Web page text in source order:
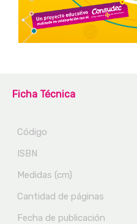
Ficha Técnica
Código
ISBN
Medidas (cm)
Cantidad de páginas
Fecha de publicación